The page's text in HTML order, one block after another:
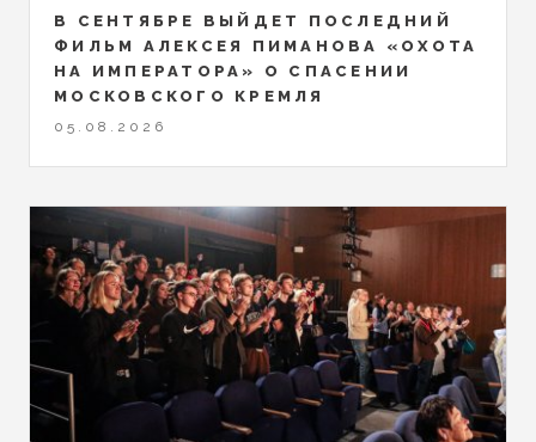
В СЕНТЯБРЕ ВЫЙДЕТ ПОСЛЕДНИЙ
ФИЛЬМ АЛЕКСЕЯ ПИМАНОВА «ОХОТА
НА ИМПЕРАТОРА» О СПАСЕНИИ
МОСКОВСКОГО КРЕМЛЯ
05.08.2026